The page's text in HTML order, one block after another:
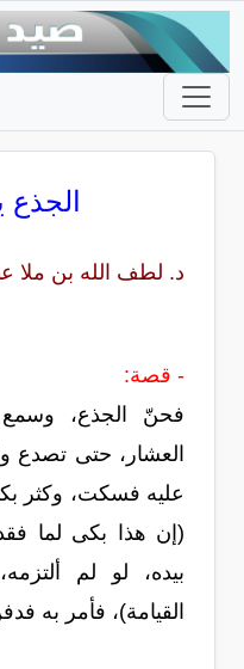
د. لطف الله بن ملا
- قصة:
فحنّ الجذع،
العشار، حتى تصدع
عليه فسكت، وكثر
(إن هذا بكى لما
بيده، لو لم
القيامة)، فأمر به